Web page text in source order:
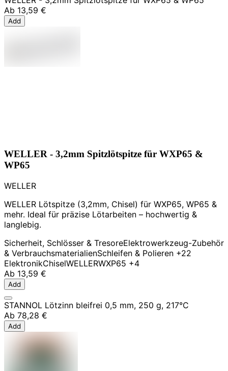
Ab 13,59 €
Add
WELLER - 3,2mm Spitzlötspitze für WXP65 &
WP65
WELLER
WELLER Lötspitze (3,2mm, Chisel) für WXP65, WP65 &
mehr. Ideal für präzise Lötarbeiten – hochwertig &
langlebig.
Sicherheit, Schlösser & TresoreElektrowerkzeug-Zubehör
& VerbrauchsmaterialienSchleifen & Polieren +22
ElektronikChiselWELLERWXP65 +4
Ab 13,59 €
Add
STANNOL Lötzinn bleifrei 0,5 mm, 250 g, 217°C
Ab 78,28 €
Add